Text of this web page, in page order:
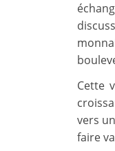
Cette
vers
faire